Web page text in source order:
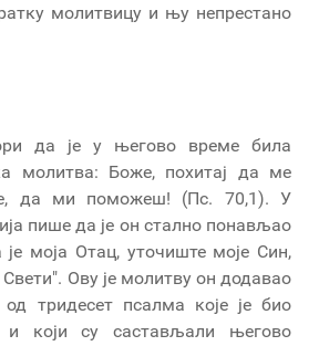
молитвицу и њу непрестано
да је у његово време била
молитва: Боже, похитај да ме
да ми поможеш! (Пс. 70,1). У
пише да је он стално понављао
моја Отац, уточиште моје Син,
Ову је молитву он додавао
тридесет псалма које је био
и који су састављали његово